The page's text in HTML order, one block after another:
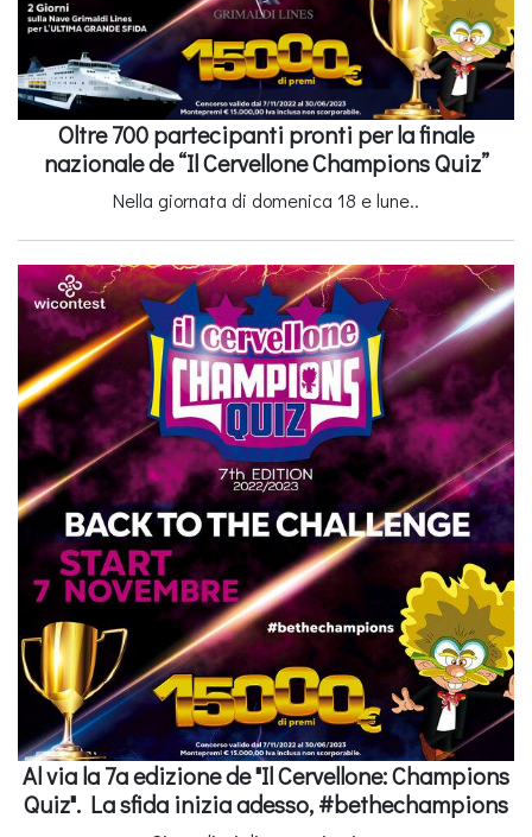
Oltre 700 partecipanti pronti per la finale
nazionale de “Il Cervellone Champions Quiz”
Nella giornata di domenica 18 e lune..
Al via la 7a edizione de "Il Cervellone: Champions
Quiz". La sfida inizia adesso, #bethechampions